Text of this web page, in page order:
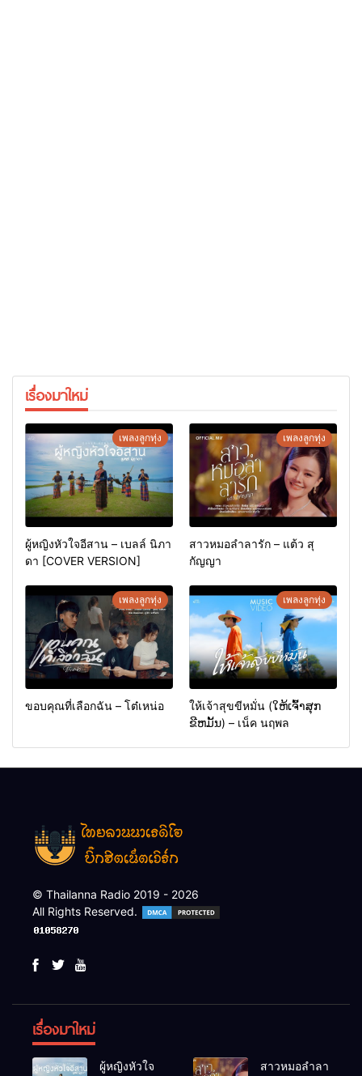
เรื่องมาใหม่
เพลงลูกทุ่ง
ผู้หญิงหัวใจอีสาน – เบลล์ นิภา
ดา [COVER VERSION]
เพลงลูกทุ่ง
สาวหมอลำลารัก – แต้ว สุ
กัญญา
เพลงลูกทุ่ง
ขอบคุณที่เลือกฉัน – โต๋เหน่อ
เพลงลูกทุ่ง
ให้เจ้าสุขขีหมั่น (ໃຫ້ເຈົ້າສຸກ
ຂີຫມັ້ນ) – เน็ค นฤพล
© Thailanna Radio 2019 - 2026
All Rights Reserved.
เรื่องมาใหม่
ผู้หญิงหัวใจ สาวหมอลำลา